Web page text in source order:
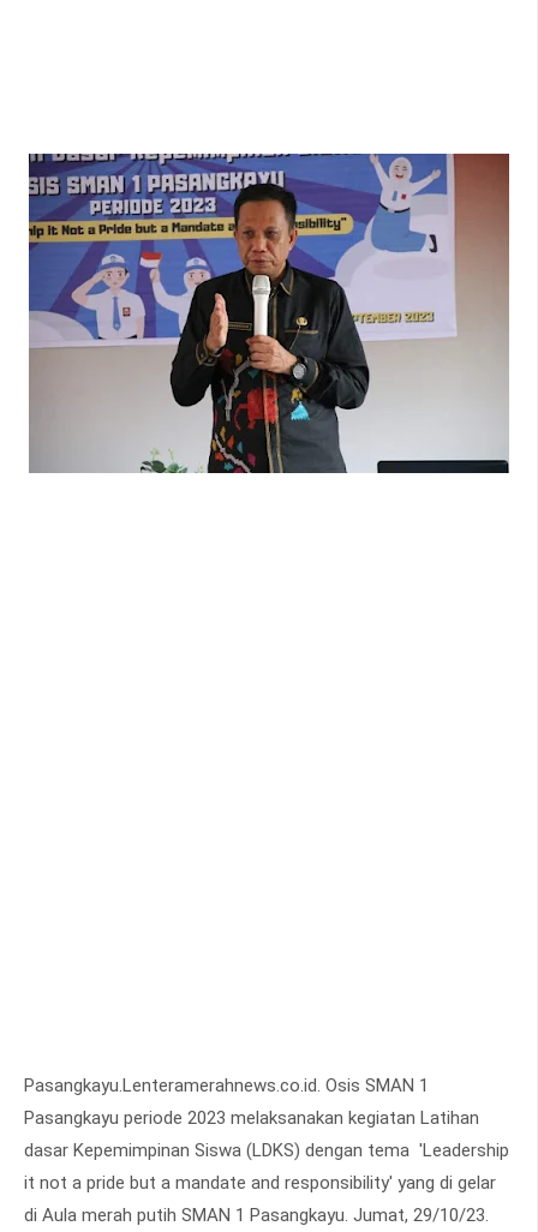
Pasangkayu.Lenteramerahnews.co.id. Osis SMAN 1
Pasangkayu periode 2023 melaksanakan kegiatan Latihan
dasar Kepemimpinan Siswa (LDKS) dengan tema 'Leadership
it not a pride but a mandate and responsibility' yang di gelar
di Aula merah putih SMAN 1 Pasangkayu. Jumat, 29/10/23.